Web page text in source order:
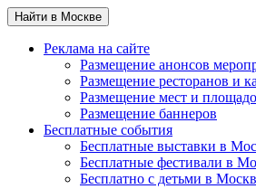
Найти в Москве
Реклама на сайте
Размещение анонсов
Размещение ресторанов и
Размещение мест и
Размещение баннеров
Бесплатные события
Бесплатные выставки в
Бесплатные фестивали в
Бесплатно с детьми в